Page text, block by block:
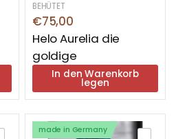
BEHÜTET
€75,00
Helo Aurelia die
goldige
In den Warenkorb
legen
made in Germany